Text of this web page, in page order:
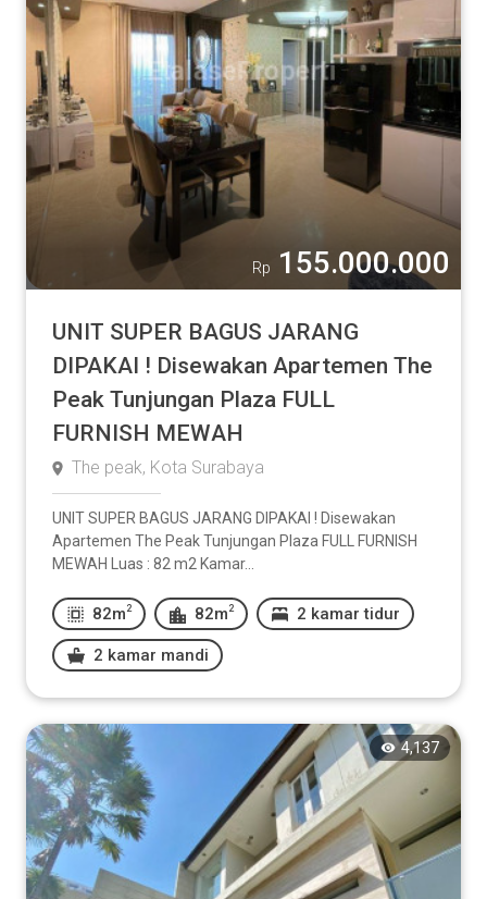
Rp 155.000.000
UNIT SUPER BAGUS JARANG
DIPAKAI ! Disewakan Apartemen The
Peak Tunjungan Plaza FULL
FURNISH MEWAH
The peak, Kota Surabaya
UNIT SUPER BAGUS JARANG DIPAKAI ! Disewakan
Apartemen The Peak Tunjungan Plaza FULL FURNISH
MEWAH Luas : 82 m2 Kamar...
82m 2 82m 2 2 kamar tidur
2 kamar mandi
4,137